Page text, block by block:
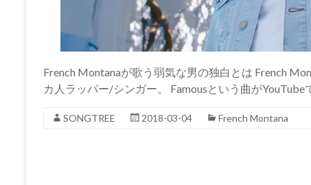
French Montanaが歌う弱気な男の独白とは French
カ人ラッパー/シンガー。 Famousという曲が
SONGTREE 2018-03-04 French Montana